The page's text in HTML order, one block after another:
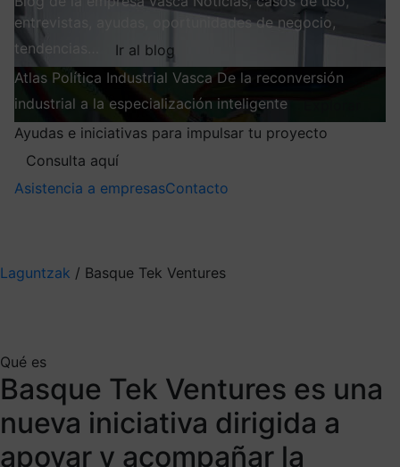
entrevistas, ayudas, oportunidades de negocio,
tendencias…
Ir al blog
Atlas Política Industrial Vasca De la reconversión
industrial a la especialización inteligente
Ayudas e iniciativas para impulsar tu proyecto
Consulta aquí
Asistencia a empresasContacto
Laguntzak / Basque Tek Ventures
Ventures
Un catalizador que transforma
Qué es
Basque Tek Ventures es una
nueva iniciativa dirigida a
apoyar y acompañar la